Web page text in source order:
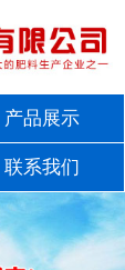
产品展示
联系我们